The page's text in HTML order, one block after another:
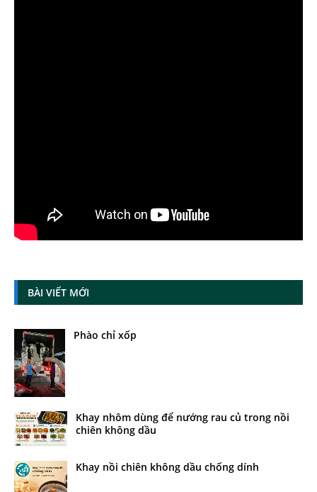
BÀI VIẾT MỚI
Phào chỉ xốp
Khay nhôm dùng để nướng rau củ trong nồi
chiên không dầu
Khay nồi chiên không dầu chống dính